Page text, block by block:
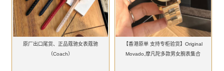
原厂出口尾货、正品蔻驰女表蔻驰
（Coach）
【香港原单 支持专柜验货】Original
Movado,摩凡陀多款男女腕表集合